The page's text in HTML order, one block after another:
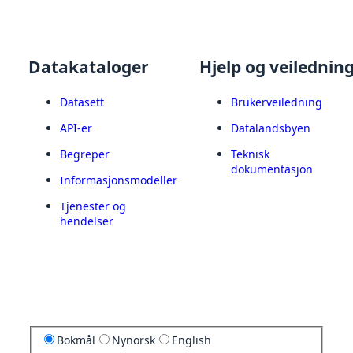
Datakataloger
Datasett
API-er
Begreper
Informasjonsmodeller
Tjenester og
hendelser
Hjelp og
Brukerveiledning
Datalandsbyen
Teknisk
dokumentasjon
Bokmål Nynorsk English